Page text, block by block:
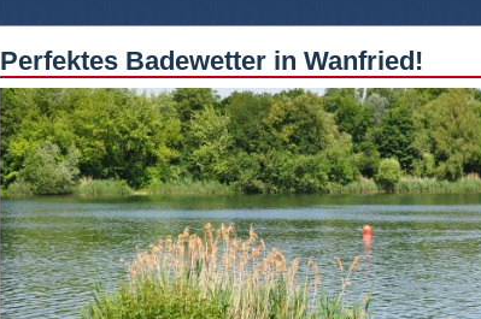
Perfektes Badewetter in Wanfried!